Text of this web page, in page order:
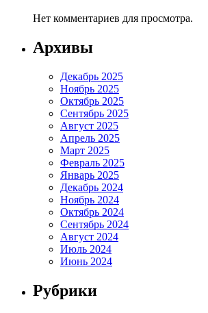
Нет комментариев для просмотра.
Архивы
Декабрь 2025
Ноябрь 2025
Октябрь 2025
Сентябрь 2025
Август 2025
Апрель 2025
Март 2025
Февраль 2025
Январь 2025
Декабрь 2024
Ноябрь 2024
Октябрь 2024
Сентябрь 2024
Август 2024
Июль 2024
Июнь 2024
Рубрики